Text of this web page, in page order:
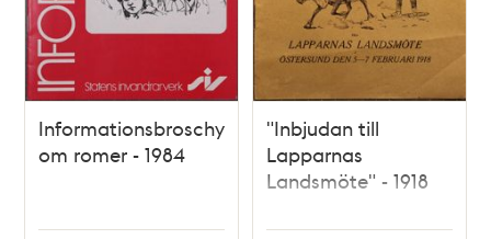
Informationsbroschyr
om romer - 1984
"Inbjudan till
Lapparnas
Landsmöte" - 1918